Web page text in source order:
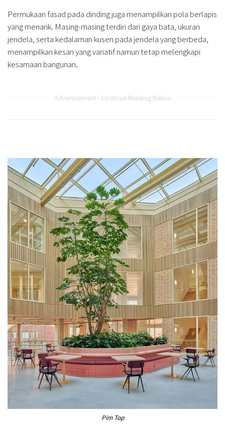
Permukaan fasad pada dinding juga menampilkan pola berlapis
yang menarik. Masing-masing terdiri dari gaya bata, ukuran
jendela, serta kedalaman kusen pada jendela yang berbeda,
menampilkan kesan yang variatif namun tetap melengkapi
kesamaan bangunan.
Advertisement - Continue Reading Below
Pim Top